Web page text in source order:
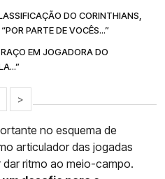
DO CORINTHIANS,
PARTE DE VOCÊS...”
EM JOGADORA DO
>
no esquema de
articulador das jogadas
ritmo ao meio-campo.